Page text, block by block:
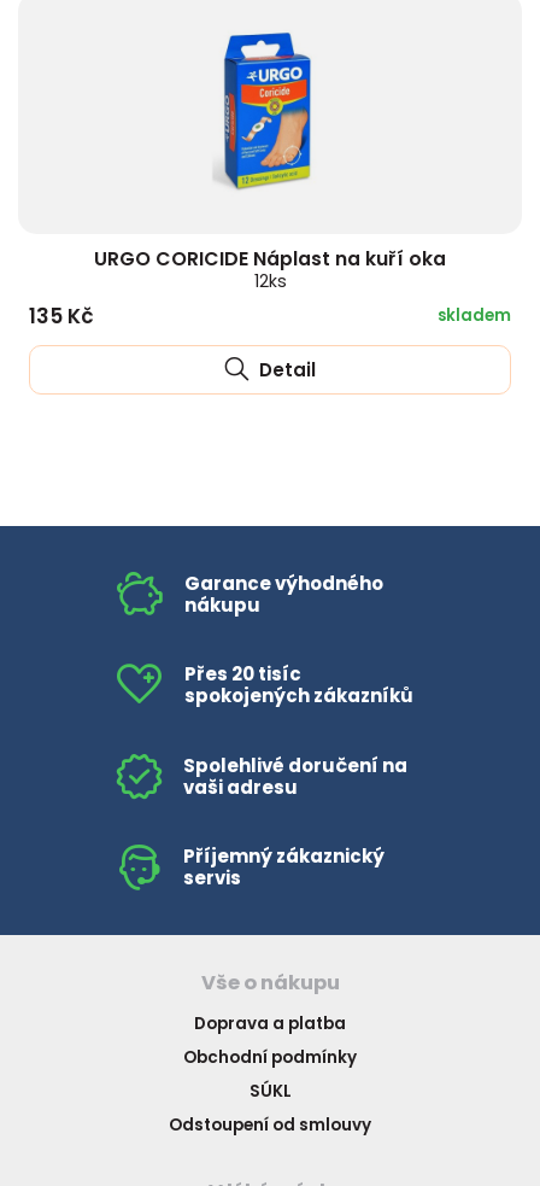
URGO CORICIDE Náplast na kuří oka
12ks
135 Kč skladem
Detail
Garance výhodného
nákupu
Přes 20 tisíc
spokojených zákazníků
Spolehlivé doručení na
vaši adresu
Příjemný zákaznický
servis
Vše o nákupu
Doprava a platba
Obchodní podmínky
SÚKL
Odstoupení od smlouvy